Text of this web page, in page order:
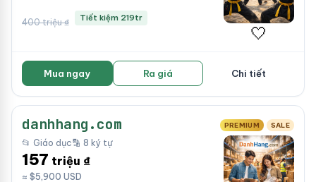
400 triệu ₫ Tiết kiệm 219tr
🤍
Mua ngay Ra giá Chi tiết
danhhang.com PREMIUM SALE
📂 Giáo dục🔡 8 ký tự
157 triệu ₫
≈ $5,900 USD